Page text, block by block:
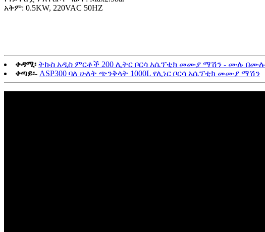
አቅም: 0.5KW, 220VAC 50HZ
ቀዳሚ፡ ትኩስ አዲስ ምርቶች 200 ሊትር ቦርሳ አሴፕቲክ መሙያ ማሽን - ሙሉ
ቀጣይ፡- ASP300 ባለ ሁለት ጭንቅላት 1000L የሊነር ቦርሳ አሴፕቲክ መሙያ ማሽን